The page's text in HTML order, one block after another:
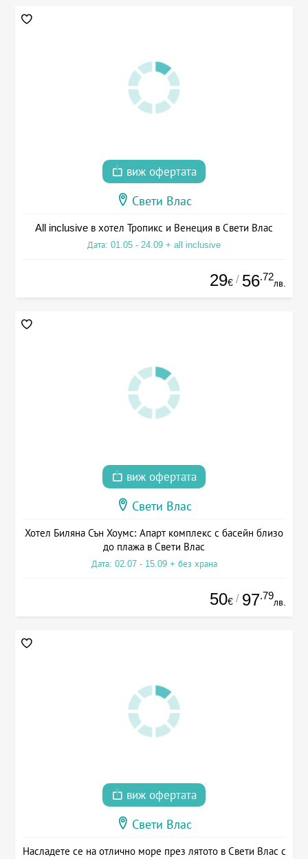
виж офертата
Свети Влас
All inclusive в хотел Тропикс и Венеция в Свети Влас
Дата: 01.05 - 24.09 + all inclusive
29€ / 56.72
лв.
виж офертата
Свети Влас
Хотел Биляна Сън Хоумс: Апарт комплекс с басейн близо
до плажа в Свети Влас
Дата: 02.07 - 15.09 + без храна
50€ / 97.79
лв.
виж офертата
Свети Влас
Насладете се на отлично море през лятото в Свети Влас с